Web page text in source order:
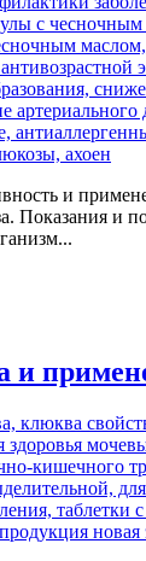
и
Показания и
и